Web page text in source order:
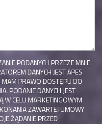
PODANYCH PRZEZE MNIE
DANYCH JEST APES
PRAWO DOSTĘPU DO
PODANIE DANYCH JEST
W CELU MARKETINGOWYM
ZAWARTEJ UMOWY
ŻĄDANIE PRZED